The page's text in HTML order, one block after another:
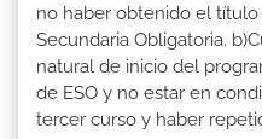
no haber obtenido el
Secundaria Obligatoria.
natural de inicio del
de ESO y no estar en
tercer curso y haber